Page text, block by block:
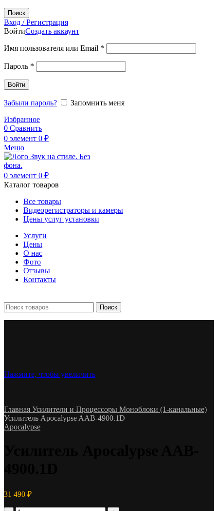
Поиск
Вход / Регистрация
ВойтиСоздать аккаунт
Имя пользователя или Email *
Пароль *
Войти
Забыли пароль?
Запомнить меня
Избранное
0 Сравнить
0 элемент 0 ₽
Меню
0 элемент 0 ₽
Каталог товаров
Все товары
Видеорегистраторы и камеры
Цены услуг установки
Услуги
Цены
О нас
Фото
Отзывы
Контакты
Поиск
Нажмите, чтобы увеличить
Главная Усилители и Процессоры Моноблоки (1-канальные)
Усилитель Apocalypse AAB-4900.1D
Apocalypse
31 490 ₽